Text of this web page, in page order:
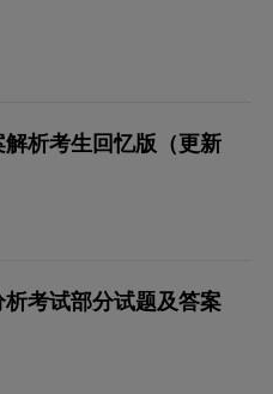
析考生回忆版（更新
考试部分试题及答案